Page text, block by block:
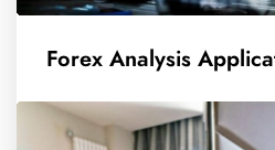
Forex Analysis